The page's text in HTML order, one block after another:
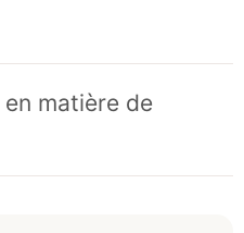
matière de